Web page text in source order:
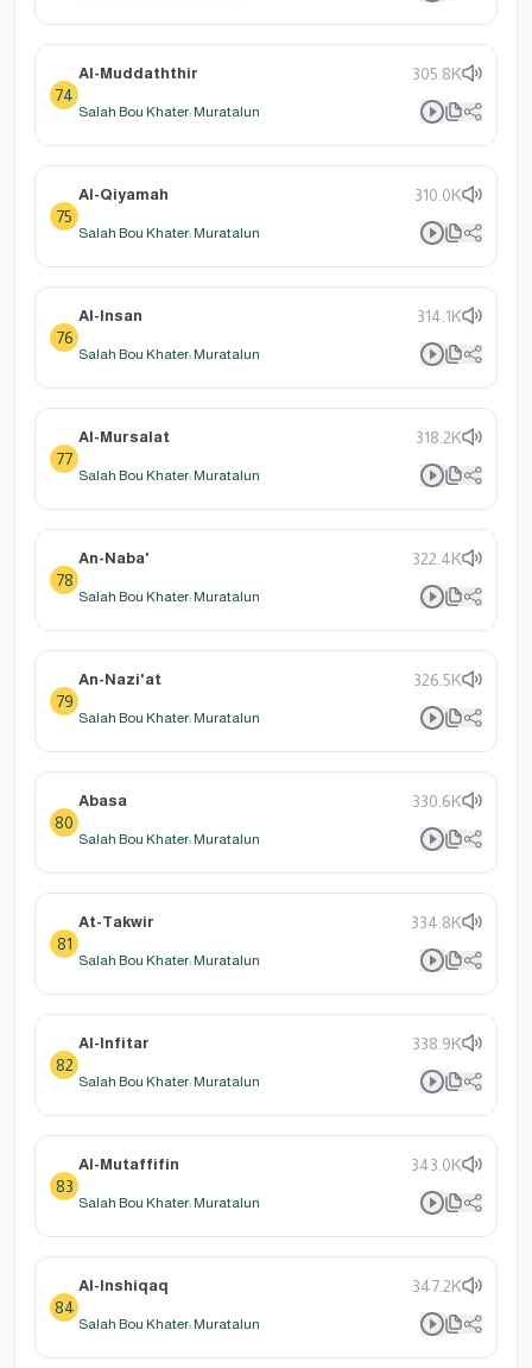
74
Al-Muddaththir 305.8K
Salah Bou Khater: Muratalun
75
Al-Qiyamah 310.0K
Salah Bou Khater: Muratalun
76
Al-Insan 314.1K
Salah Bou Khater: Muratalun
77
Al-Mursalat 318.2K
Salah Bou Khater: Muratalun
78
An-Naba' 322.4K
Salah Bou Khater: Muratalun
79
An-Nazi'at 326.5K
Salah Bou Khater: Muratalun
80
Abasa 330.6K
Salah Bou Khater: Muratalun
81
At-Takwir 334.8K
Salah Bou Khater: Muratalun
82
Al-Infitar 338.9K
Salah Bou Khater: Muratalun
83
Al-Mutaffifin 343.0K
Salah Bou Khater: Muratalun
84
Al-Inshiqaq 347.2K
Salah Bou Khater: Muratalun